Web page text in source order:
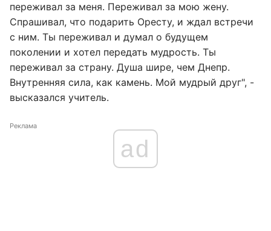
переживал за меня. Переживал за мою жену.
Спрашивал, что подарить Оресту, и ждал встречи
с ним. Ты переживал и думал о будущем
поколении и хотел передать мудрость. Ты
переживал за страну. Душа шире, чем Днепр.
Внутренняя сила, как камень. Мой мудрый друг", -
высказался учитель.
Реклама
ad